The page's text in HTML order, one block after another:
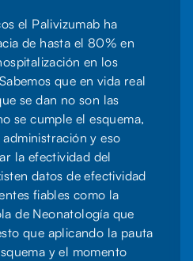
el Palivizumab ha
de hasta el 80% en
en los
que en vida real
se dan no son las
se cumple el esquema,
y eso
la efectividad del
datos de efectividad
fiables como la
de Neonatología que
que aplicando la pauta
y el momento